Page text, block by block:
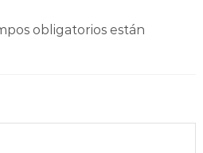
obligatorios están